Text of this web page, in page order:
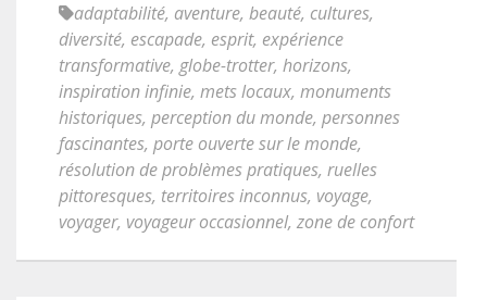
adaptabilité, aventure, beauté, cultures,
diversité, escapade, esprit, expérience
transformative, globe-trotter, horizons,
inspiration infinie, mets locaux, monuments
historiques, perception du monde, personnes
fascinantes, porte ouverte sur le monde,
résolution de problèmes pratiques, ruelles
pittoresques, territoires inconnus, voyage,
voyager, voyageur occasionnel, zone de confort